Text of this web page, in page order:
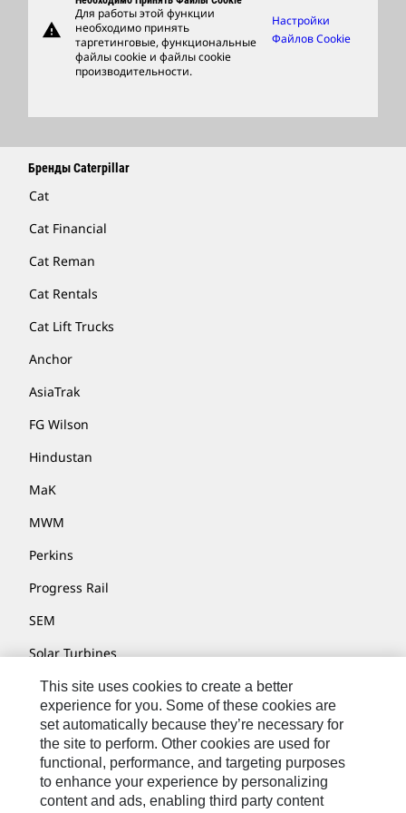
Фирменные Товары
Найти Дилера
warning
Для работы этой функции
необходимо принять
таргетинговые, функциональные
файлы cookie и файлы cookie
производительности.
Настройки
Файлов Cookie
Бренды Caterpillar
Cat
Cat Financial
Cat Reman
Cat Rentals
Cat Lift Trucks
Anchor
AsiaTrak
FG Wilson
Hindustan
MaK
MWM
Perkins
Progress Rail
SEM
Solar Turbines
SPM Oil & Gas
Turner Powertrain Systems
Контакты
This site uses cookies to create a better
experience for you. Some of these cookies are
set automatically because they’re necessary for
the site to perform. Other cookies are used for
functional, performance, and targeting purposes
to enhance your experience by personalizing
content and ads, enabling third party content